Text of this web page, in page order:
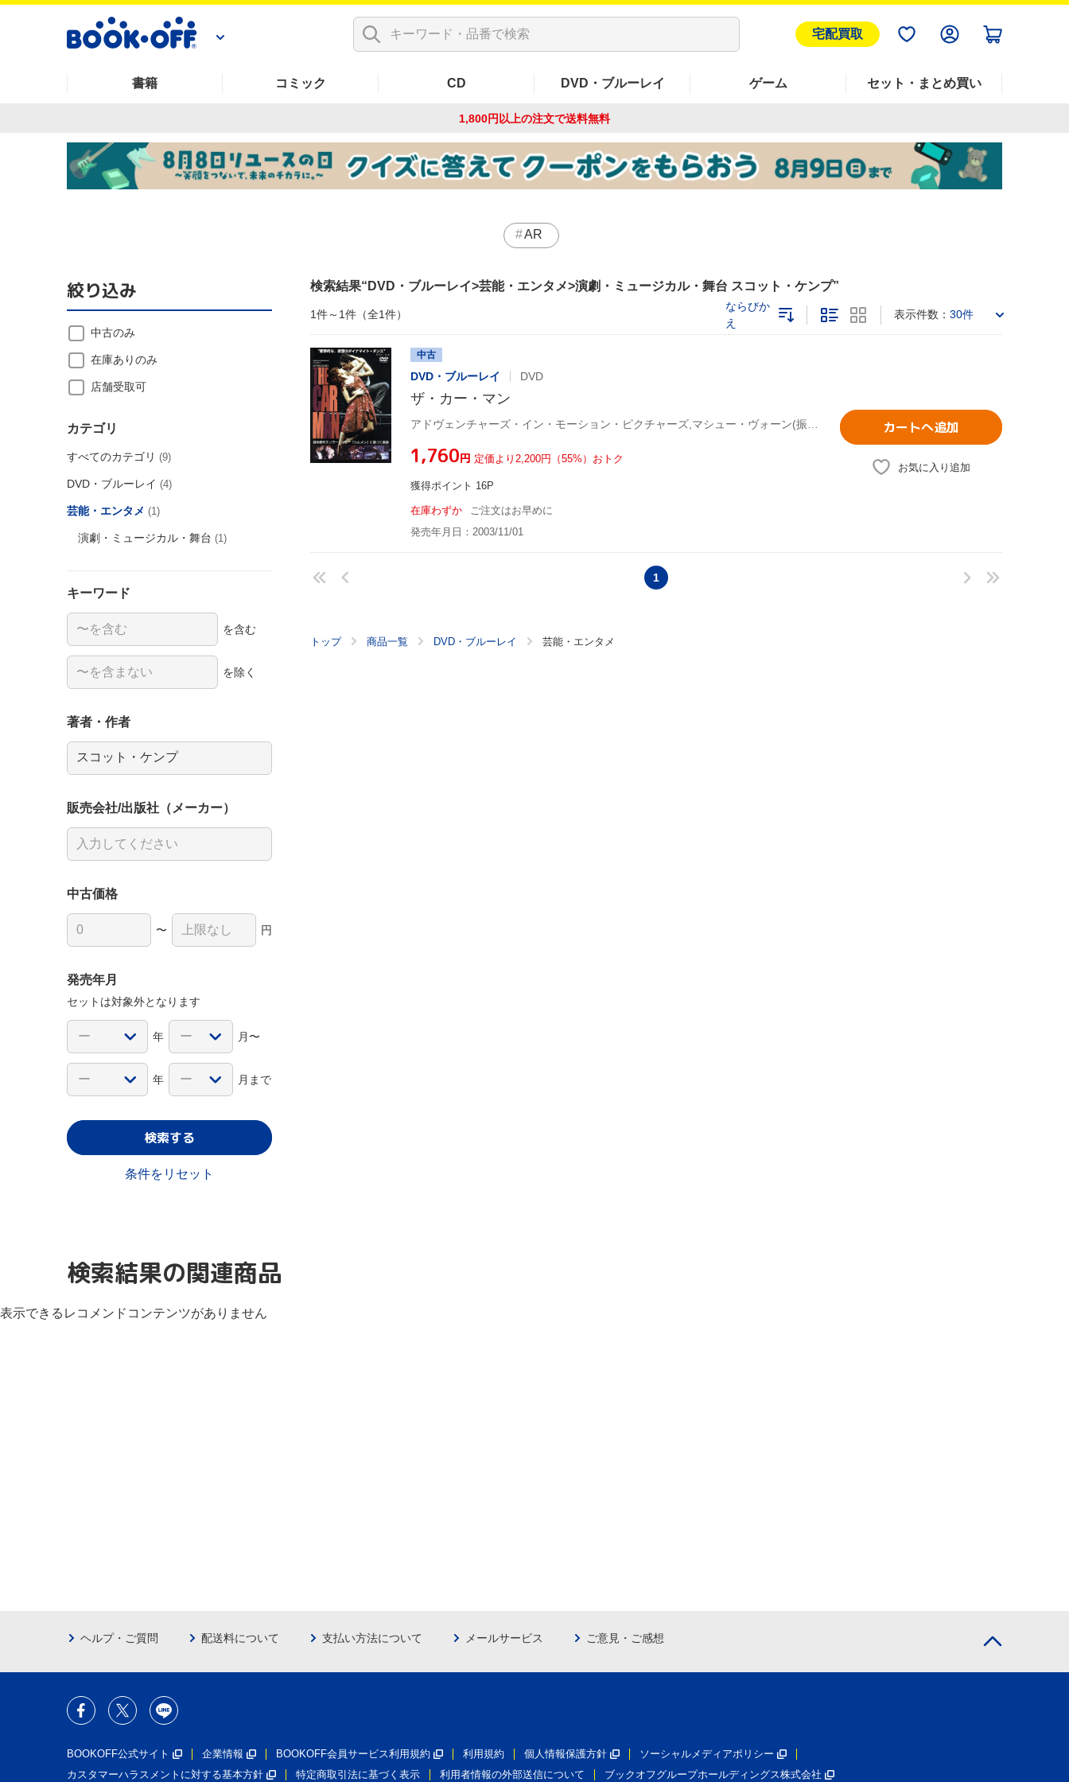
宅配買取
書籍 コミック CD DVD・ブルーレイ ゲーム セット・まとめ買い
1,800円以上の注文で送料無料
AR
検索結果 DVD・ブルーレイ>芸能・エンタメ>演劇・ミュージカル・舞台 スコット・ケンプ
1件～1件（全1件）
ならびか
え
表示件数： 30件
中古
DVD・ブルーレイ DVD
ザ・カー・マン
¥1,760円 定価より2,200円（55%）おトク
獲得ポイント 16P
在庫わずか
ご注文はお早めに
発売年月日：2003/11/01
カートへ追加
お気に入り追加
1
トップ 商品一覧 DVD・ブルーレイ 芸能・エンタメ
絞り込み
中古のみ
在庫ありのみ
店舗受取可
カテゴリ
すべてのカテゴリ (9)
DVD・ブルーレイ (4)
芸能・エンタメ (1)
演劇・ミュージカル・舞台 (1)
キーワード
を含む
を除く
著者・作者
販売会社/出版社（メーカー）
中古価格
〜 円
発売年月
セットは対象外となります
年 月〜
年 月まで
検索する
条件をリセット
検索結果の関連商品
表示できるレコメンドコンテンツがありません
ヘルプ・ご質問 配送料について 支払い方法について メールサービス ご意見・ご感想
BOOKOFF公式サイト 企業情報 BOOKOFF会員サービス利用規約 利用規約 個人情報保護方針
ソーシャルメディアポリシー
カスタマーハラスメントに対する基本方針
特定商取引法に基づく表示 利用者情報の外部送信について ブックオフグループホールディングス株式会社